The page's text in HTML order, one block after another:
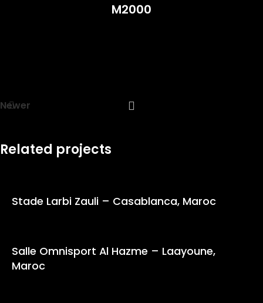
M2000
Newer
Related projects
Stade Larbi Zauli – Casablanca, Maroc
Salle Omnisport Al Hazme – Laayoune,
Maroc